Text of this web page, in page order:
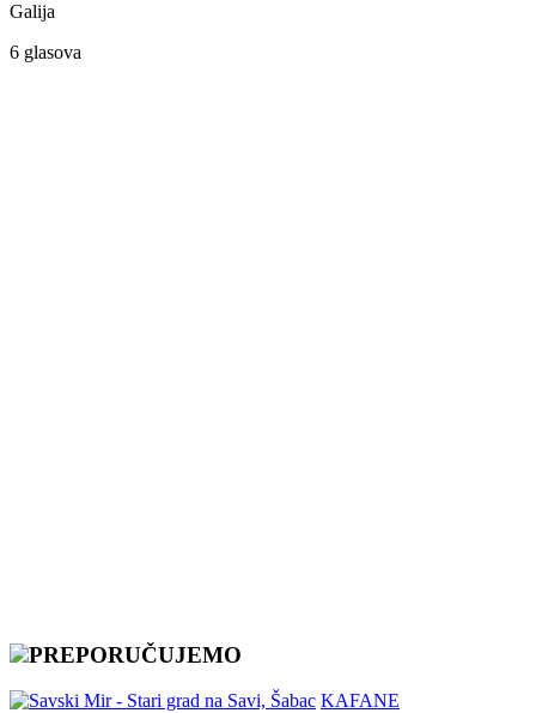
Galija
6 glasova
PREPORUČUJEMO
KAFANE